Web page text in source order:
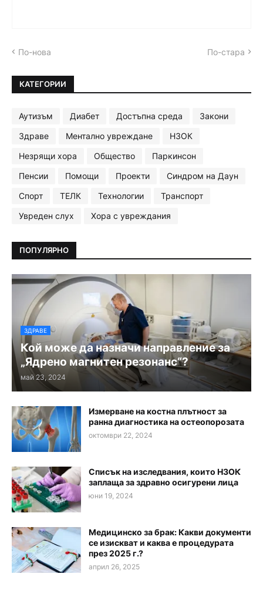
По-нова По-стара
КАТЕГОРИИ
Аутизъм Диабет Достъпна среда
Закони
Здраве
Ментално увреждане
НЗОК
Незрящи хора
Общество
Паркинсон
Пенсии
Помощи Проекти
Синдром на Даун
Спорт
ТЕЛК Технологии
Транспорт
Увреден слух
Хора с увреждания
ПОПУЛЯРНО
ЗДРАВЕ
Кой може да назначи направление за
„Ядрено магнитен резонанс“?
май 23, 2024
Измерване на костна плътност за
ранна диагностика на остеопорозата
октомври 22, 2024
Списък на изследвания, които НЗОК
заплаща за здравно осигурени лица
юни 19, 2024
Медицинско за брак: Какви документи
се изискват и каква е процедурата
през 2025 г.?
април 26, 2025